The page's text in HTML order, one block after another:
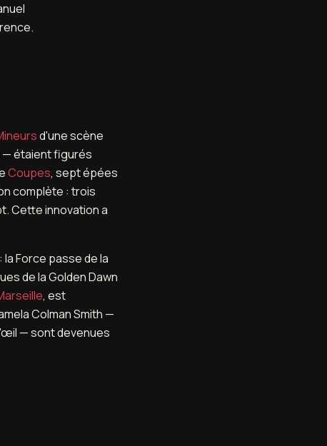
d'une scène
— étaient figurés
Coupes, sept épées
complète : trois
Cette innovation a
Force passe de la
de la Golden Dawn
, est
Colman Smith —
— sont devenues